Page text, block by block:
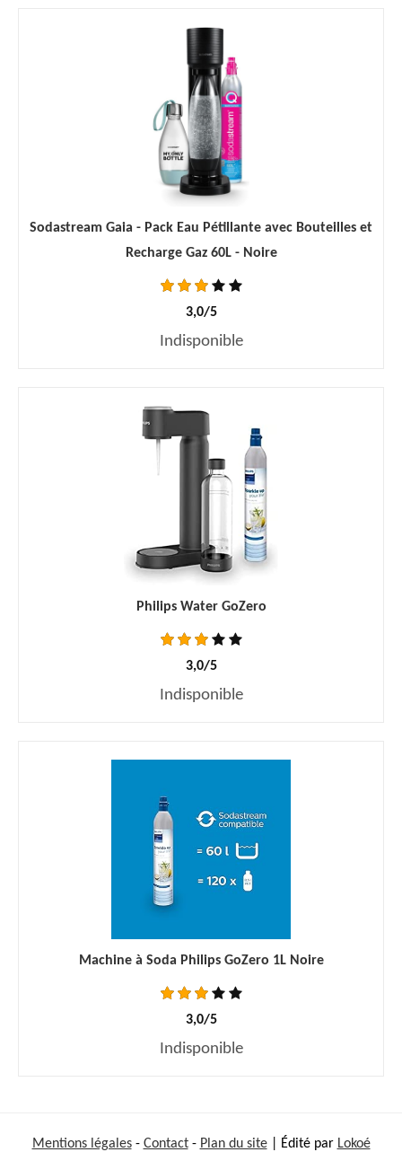
Sodastream Gaia - Pack Eau Pétillante avec Bouteilles et
Recharge Gaz 60L - Noire
3,0/5
Indisponible
Philips Water GoZero
3,0/5
Indisponible
Machine à Soda Philips GoZero 1L Noire
3,0/5
Indisponible
Mentions légales- Contact- Plan du site| Édité par Lokoé